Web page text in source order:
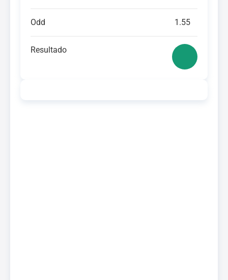
Odd 1.55
Resultado